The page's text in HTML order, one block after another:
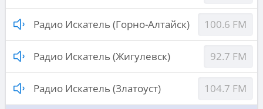
Радио Искатель (Горно-Алтайск) 100.6 FM
Радио Искатель (Жигулевск) 92.7 FM
Радио Искатель (Златоуст) 104.7 FM